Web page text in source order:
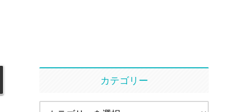
カテゴリー